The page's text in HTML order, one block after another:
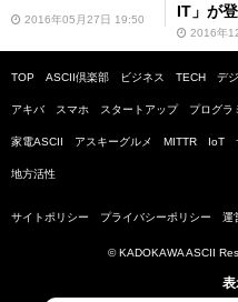
2016年05月27日 19:50
IT」が
2016年
TOP ASCII倶楽部 ビジネス TECH デ
アキバ スマホ スタートアップ プログラ
家電ASCII アスキーグルメ MITTR IoT
地方活性
サイトポリシー プライバシーポリシー 運
© KADOKAWA ASCII